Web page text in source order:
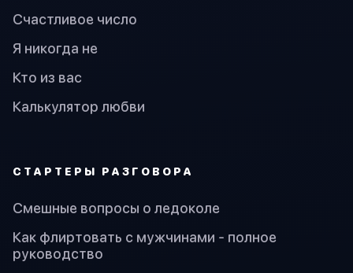
Счастливое число
Я никогда не
Кто из вас
Калькулятор любви
СТАРТЕРЫ РАЗГОВОРА
Смешные вопросы о ледоколе
Как флиртовать с мужчинами - полное
руководство